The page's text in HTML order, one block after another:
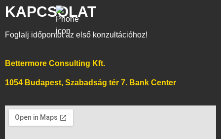
KAPCSOLAT
Foglalj időpontot az első konzultációhoz!
Bettermore Consulting Kft.
1054 Budapest, Szabadság tér 7. Bank Center